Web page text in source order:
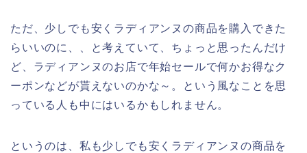
ただ、少しでも安くラディアンヌの商品を購入できた
らいいのに、、と考えていて、ちょっと思ったんだけ
ど、ラディアンヌのお店で年始セールで何かお得なク
ーポンなどが貰えないのかな～。という風なことを思
っている人も中にはいるかもしれません。
というのは、私も少しでも安くラディアンヌの商品を